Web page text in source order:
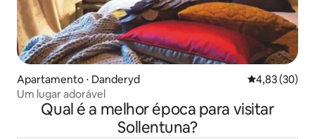
Apartamento ⋅ Danderyd 4,83 de uma
4,83 (30)
Um lugar adorável
Qual é a melhor época para visitar
Sollentuna?